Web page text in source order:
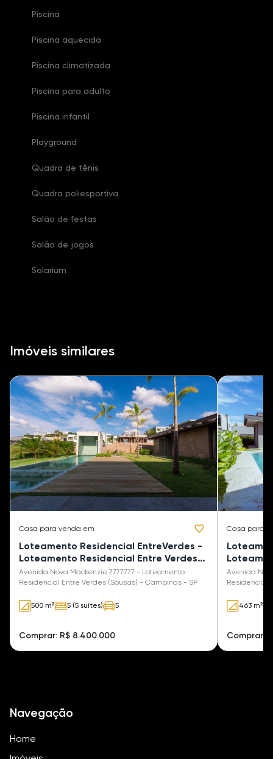
Piscina
Piscina aquecida
Piscina climatizada
Piscina para adulto
Piscina infantil
Playground
Quadra de tênis
Quadra poliesportiva
Salão de festas
Salão de jogos
Solarium
Imóveis similares
Casa para venda em
Loteamento Residencial EntreVerdes -
Loteamento Residencial Entre Verdes
(Sousas)
Avenida Nova Mackenzie 7777777 - Loteamento
Residencial Entre Verdes (Sousas) - Campinas - SP
500 m² 5 (5 suítes) 5
Comprar: R$ 8.400.000
Casa para
Avenida
Residencial
463 m²
Comprar:
Navegação
Home